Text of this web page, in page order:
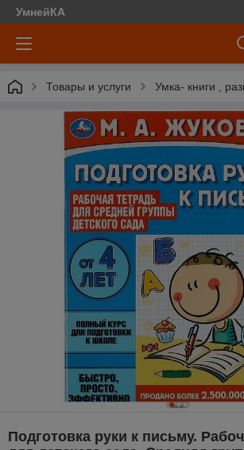
УмнейКА
Товары и услуги Умка- книги ,
Подготовка руки к письму.